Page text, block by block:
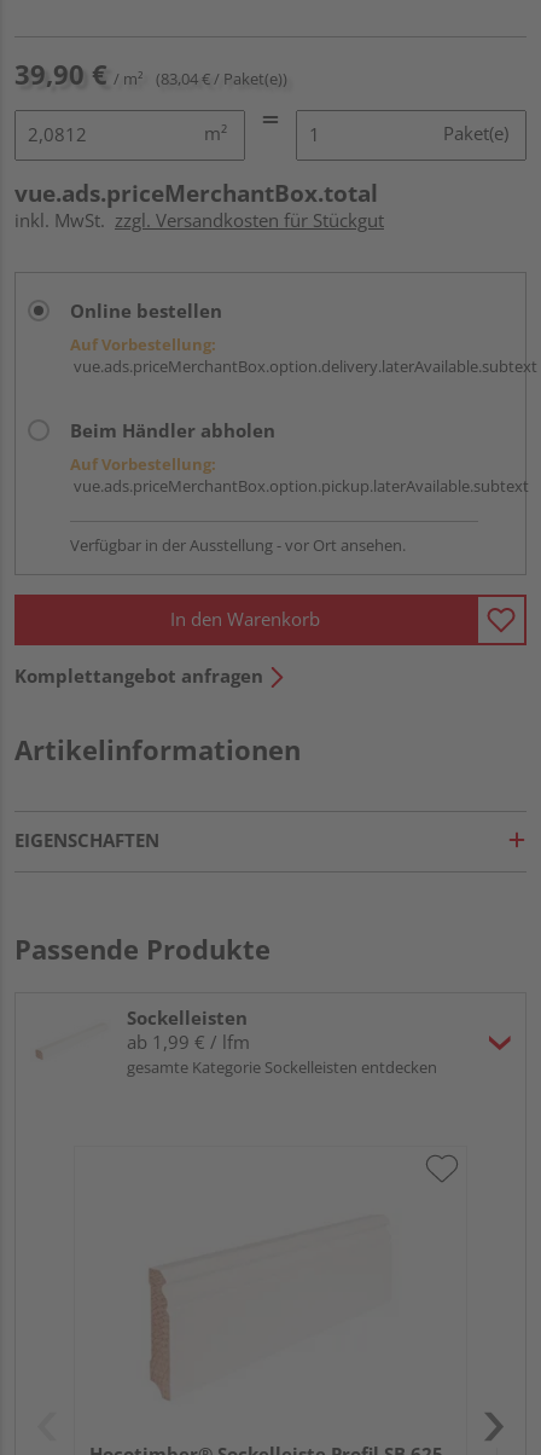
39,90 € / m² (83,04 € / Paket(e))
m² Paket(e)
vue.ads.priceMerchantBox.total
inkl. MwSt. zzgl. Versandkosten für Stückgut
Online bestellen
Auf Vorbestellung:
vue.ads.priceMerchantBox.option.delivery.laterAvailable.subtext
Beim Händler abholen
Auf Vorbestellung:
vue.ads.priceMerchantBox.option.pickup.laterAvailable.subtext
Verfügbar in der Ausstellung - vor Ort ansehen.
In den Warenkorb
Komplettangebot anfragen
Artikelinformationen
EIGENSCHAFTEN
Passende Produkte
Sockelleisten
ab 1,99 € / lfm
gesamte Kategorie Sockelleisten entdecken